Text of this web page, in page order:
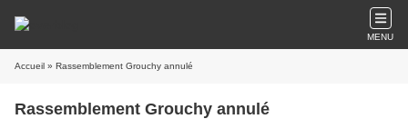
MENU
Accueil » Rassemblement Grouchy annulé
Rassemblement Grouchy annulé